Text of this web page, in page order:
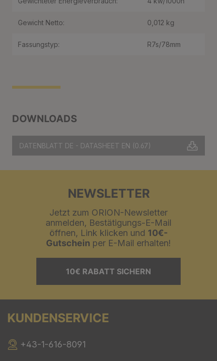
DOWNLOADS
DATENBLATT DE - DATASHEET EN (0.67)
Gewicht Netto: 0,012 kg
Fassungstyp: R7s/78mm
NEWSLETTER
Jetzt zum ORION-Newsletter
anmelden, Bestätigungs-E-Mail
öffnen, Link klicken und 10€-
Gutschein per E-Mail erhalten!
10€ RABATT SICHERN
KUNDENSERVICE
+43-1-616-8091